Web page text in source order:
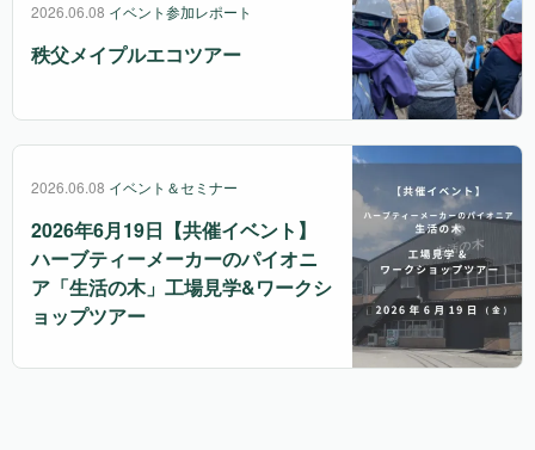
2026.06.08 イベント参加レポート
秩父メイプルエコツアー
2026.06.08 イベント＆セミナー
2026年6月19日【共催イベント】
ハーブティーメーカーのパイオニ
ア「生活の木」工場見学&ワークシ
ョップツアー